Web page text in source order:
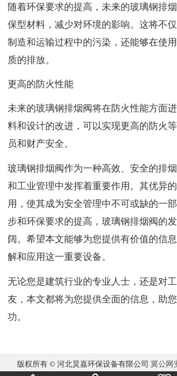
随着环保要求的提高，未来的玻璃钢排
保型材料，减少对环境的影响。这将不
制造和运输过程中的污染，还能够在使
质的排放。
更高的防火性能
未来的玻璃钢排烟阀将在防火性能方面
料和设计的改进，可以实现更高的防火
员和财产安全。
玻璃钢排烟阀作为一种高效、安全的排
和工业管理中发挥着重要作用。其优异
用，使其成为安全管理中不可或缺的一
步和环保要求的提高，玻璃钢排烟阀的
阔。希望本文能够为您提供有价值的信
解和应用这一重要设备。
无论您是建筑行业的专业人士，还是对
友，本文都将为您提供全面的信息，助
功。
版权所有 © 河北炅嘉环保设备有限公司 冀公网